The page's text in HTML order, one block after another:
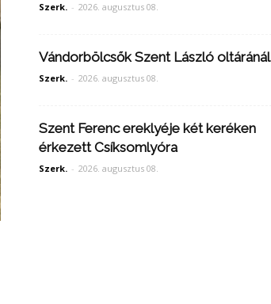
Szerk. - 2026. augusztus 08.
Vándorbölcsők Szent László oltáránál
Szerk. - 2026. augusztus 08.
Szent Ferenc ereklyéje két keréken
érkezett Csíksomlyóra
Szerk. - 2026. augusztus 08.